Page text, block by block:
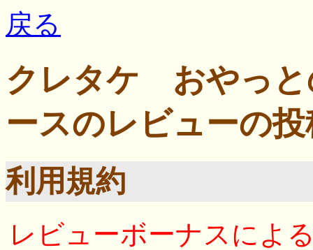
戻る
クレタケ おやっ
ースのレビューの投
利用規約
レビューボーナスによ